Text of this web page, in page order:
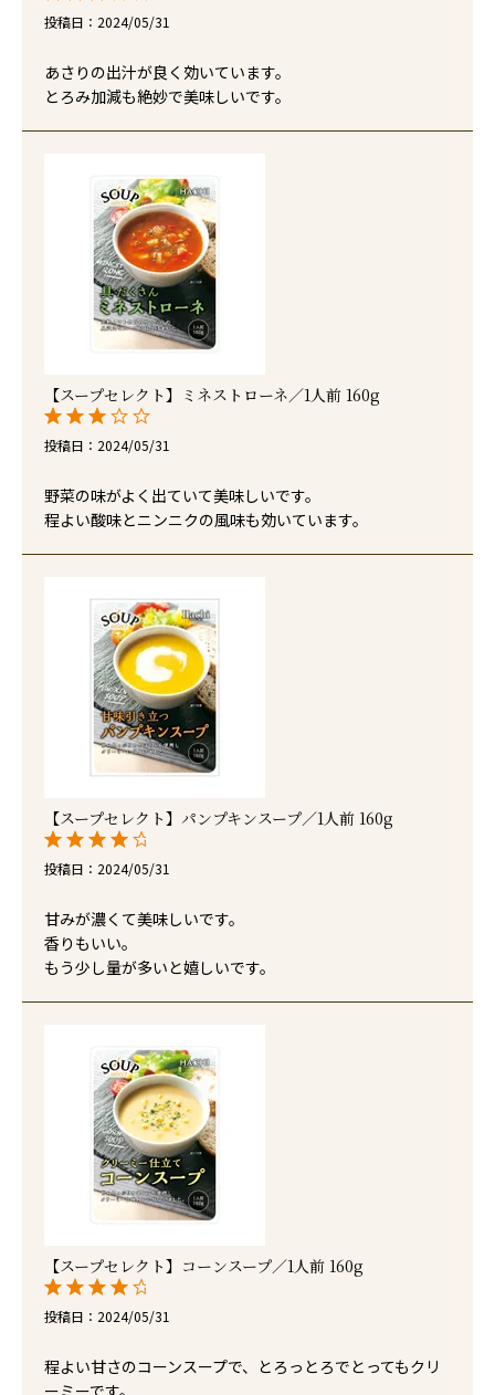
投稿日 2024/05/31
あさりの出汁が良く効いています。
とろみ加減も絶妙で美味しいです。
【スープセレクト】ミネストローネ／1人前 160g
投稿日 2024/05/31
野菜の味がよく出ていて美味しいです。
程よい酸味とニンニクの風味も効いています。
【スープセレクト】パンプキンスープ／1人前 160g
投稿日 2024/05/31
甘みが濃くて美味しいです。
香りもいい。
もう少し量が多いと嬉しいです。
【スープセレクト】コーンスープ／1人前 160g
投稿日 2024/05/31
程よい甘さのコーンスープで、とろっとろでとってもクリ